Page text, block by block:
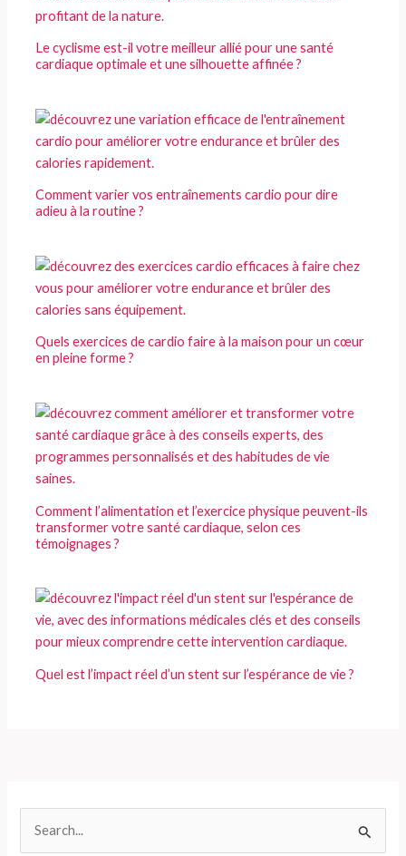
Le cyclisme est-il votre meilleur allié pour une santé
cardiaque optimale et une silhouette affinée ?
Comment varier vos entraînements cardio pour dire
adieu à la routine ?
Quels exercices de cardio faire à la maison pour un cœur
en pleine forme ?
Comment l’alimentation et l’exercice physique peuvent-ils
transformer votre santé cardiaque, selon ces
témoignages ?
Quel est l’impact réel d’un stent sur l’espérance de vie ?